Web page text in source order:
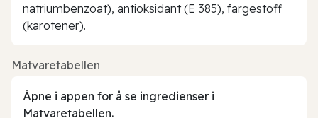
natriumbenzoat), antioksidant (E 385), fargestoff
(karotener).
Matvaretabellen
Åpne i appen for å se ingredienser i
Matvaretabellen.